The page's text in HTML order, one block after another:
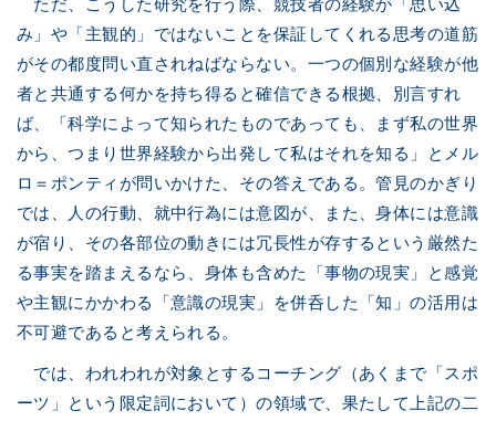
み」や「主観的」ではないことを保証してくれる思考の道筋
がその都度問い直されねばならない。一つの個別な経験が他
者と共通する何かを持ち得ると確信できる根拠、別言すれ
ば、「科学によって知られたものであっても、まず私の世界
から、つまり世界経験から出発して私はそれを知る」とメル
ロ＝ポンティが問いかけた、その答えである。管見のかぎり
では、人の行動、就中行為には意図が、また、身体には意識
が宿り、その各部位の動きには冗長性が存するという厳然た
る事実を踏まえるなら、身体も含めた「事物の現実」と感覚
や主観にかかわる「意識の現実」を併呑した「知」の活用は
不可避であると考えられる。
では、われわれが対象とするコーチング（あくまで「スポ
ーツ」という限定詞において）の領域で、果たして上記の二